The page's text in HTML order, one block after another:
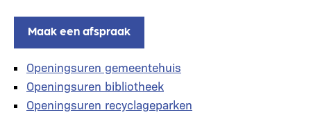
Maak een afspraak
Openingsuren gemeentehuis
Openingsuren bibliotheek
Openingsuren recyclageparken